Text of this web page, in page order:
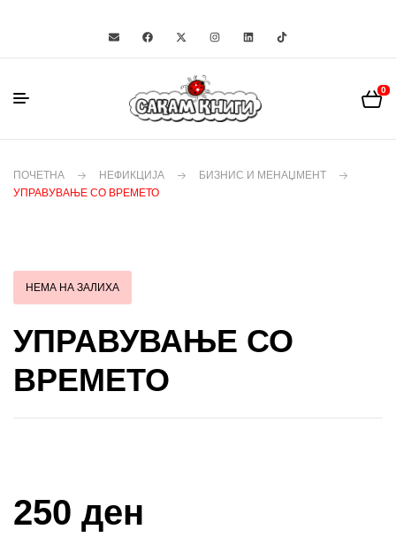
0
ПОЧЕТНА НЕФИКЦИЈА
БИЗНИС И МЕНАЏМЕНТ
УПРАВУВАЊЕ СО ВРЕМЕТО
НЕМА НА ЗАЛИХА
УПРАВУВАЊЕ СО
ВРЕМЕТО
250 ден